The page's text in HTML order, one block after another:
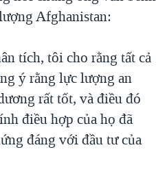
Afghanistan:
tích, tôi cho rằng tất cả
ý rằng lực lượng an
rất tốt, và điều đó
điều hợp của họ đã
đáng với đầu tư của